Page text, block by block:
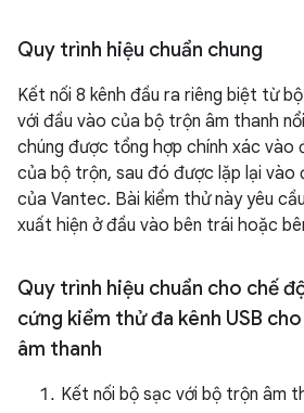
Quy trình hiệu chuẩn chung
Kết nối 8 kênh đầu ra riêng biệt từ
với đầu vào của bộ trộn âm thanh
chúng được tổng hợp chính xác vào
của bộ trộn, sau đó được lặp lại vào
của Vantec. Bài kiểm thử này yêu
xuất hiện ở đầu vào bên trái hoặc
Quy trình hiệu chuẩn cho chế
cứng kiểm thử đa kênh USB
âm thanh
Kết nối bộ sạc với bộ trộn âm